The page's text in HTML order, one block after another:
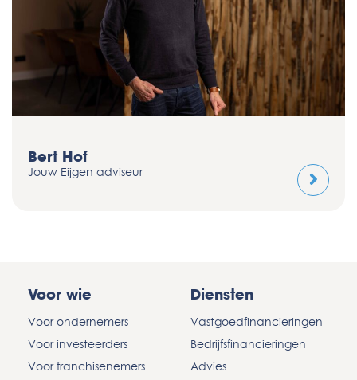
Guido Reusen
Jouw Eijgen adviseur
Voor wie
Voor ondernemers
Voor investeerders
Voor franchisenemers
Diensten
Vastgoedfinancieringen
Bedrijfsfinancieringen
Advies